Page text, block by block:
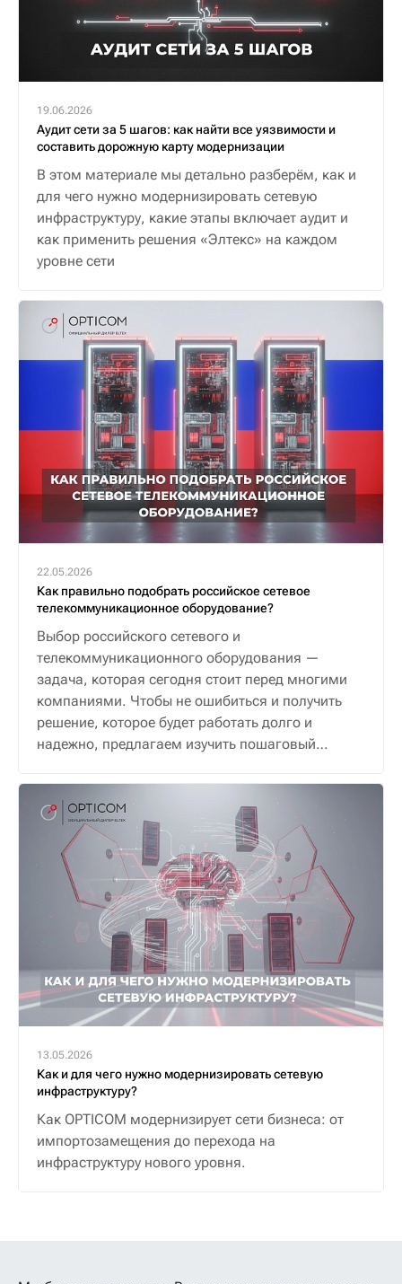
19.06.2026
Аудит сети за 5 шагов: как найти все уязвимости и
составить дорожную карту модернизации
В этом материале мы детально разберём, как и
для чего нужно модернизировать сетевую
инфраструктуру, какие этапы включает аудит и
как применить решения «Элтекс» на каждом
уровне сети
22.05.2026
Как правильно подобрать российское сетевое
телекоммуникационное оборудование?
Выбор российского сетевого и
телекоммуникационного оборудования —
задача, которая сегодня стоит перед многими
компаниями. Чтобы не ошибиться и получить
решение, которое будет работать долго и
надежно, предлагаем изучить пошаговый
13.05.2026
Как и для чего нужно модернизировать сетевую
инфраструктуру?
Как OPTICOM модернизирует сети бизнеса: от
импортозамещения до перехода на
инфраструктуру нового уровня.